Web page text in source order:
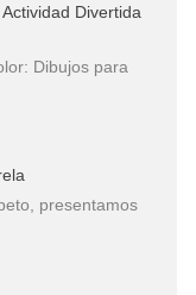
Divertida
Dibujos para
presentamos